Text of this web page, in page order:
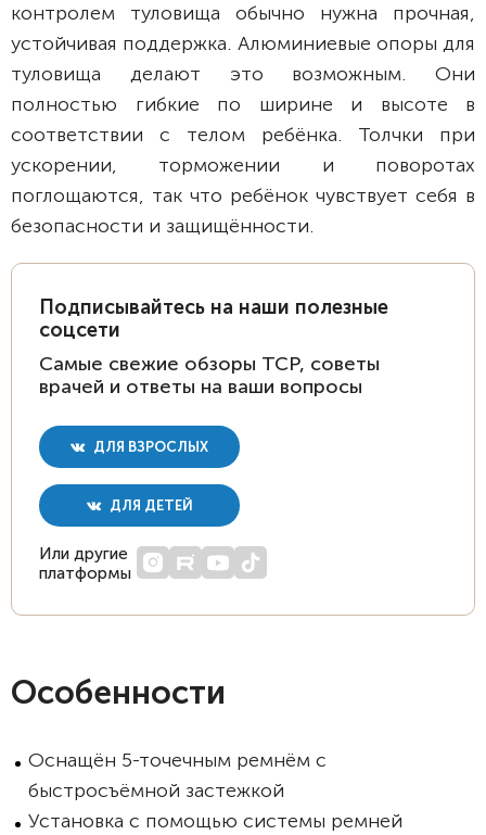
контролем туловища обычно нужна прочная,
устойчивая поддержка. Алюминиевые опоры для
туловища делают это возможным. Они
полностью гибкие по ширине и высоте в
соответствии с телом ребёнка. Толчки при
ускорении, торможении и поворотах
поглощаются, так что ребёнок чувствует себя в
безопасности и защищённости.
Подписывайтесь на наши полезные
соцсети
Самые свежие обзоры ТСР, советы
врачей и ответы на ваши вопросы
ДЛЯ ВЗРОСЛЫХ
ДЛЯ ДЕТЕЙ
Или другие
платформы
Особенности
Оснащён 5-точечным ремнём с
быстросъёмной застежкой
Установка с помощью системы ремней